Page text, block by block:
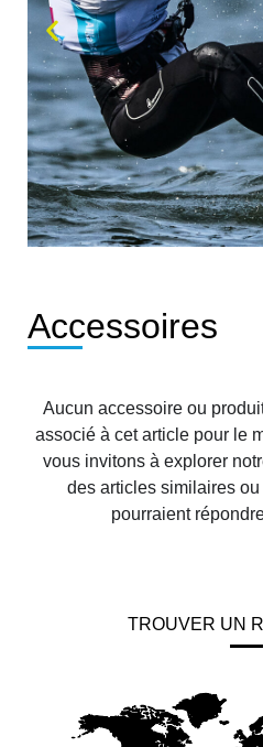
Accessoires
Aucun accessoire ou
associé à cet article pour le
vous invitons à explorer
des articles similaires
pourraient
TROUVER UN